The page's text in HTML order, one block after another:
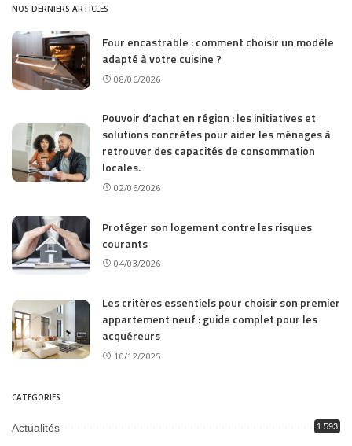
NOS DERNIERS ARTICLES
Four encastrable : comment choisir un modèle
adapté à votre cuisine ?
08/06/2026
Pouvoir d’achat en région : les initiatives et
solutions concrètes pour aider les ménages à
retrouver des capacités de consommation
locales.
02/06/2026
Protéger son logement contre les risques
courants
04/03/2026
Les critères essentiels pour choisir son premier
appartement neuf : guide complet pour les
acquéreurs
10/12/2025
CATEGORIES
Actualités 1 593